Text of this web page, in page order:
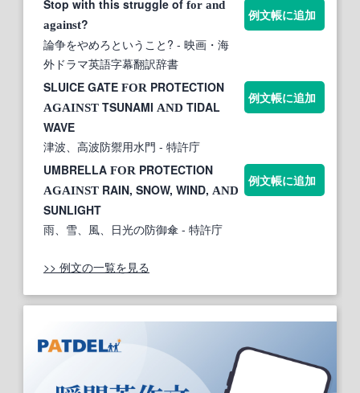
Stop with this struggle of for and
against?
論争をやめろということ? - 映画・海
外ドラマ英語字幕翻訳辞書
例文帳に追加
SLUICE GATE FOR PROTECTION
AGAINST TSUNAMI AND TIDAL
WAVE
津波、高波防禦用水門 - 特許庁
例文帳に追加
UMBRELLA FOR PROTECTION
AGAINST RAIN, SNOW, WIND, AND
SUNLIGHT
雨、雪、風、日光の防御傘 - 特許庁
例文帳に追加
>> 例文の一覧を見る